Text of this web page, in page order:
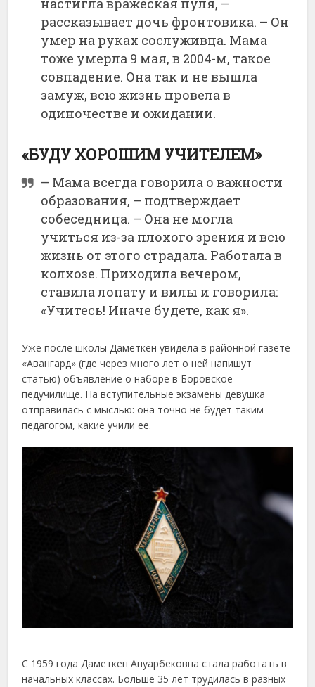
настигла вражеская пуля, –
рассказывает дочь фронтовика. – Он
умер на руках сослуживца. Мама
тоже умерла 9 мая, в 2004-м, такое
совпадение. Она так и не вышла
замуж, всю жизнь провела в
одиночестве и ожидании.
«БУДУ ХОРОШИМ УЧИТЕЛЕМ»
– Мама всегда говорила о важности
образования, – подтверждает
собеседница. – Она не могла
учиться из-за плохого зрения и всю
жизнь от этого страдала. Работала в
колхозе. Приходила вечером,
ставила лопату и вилы и говорила:
«Учитесь! Иначе будете, как я».
Уже после школы Даметкен увидела в районной газете
«Авангард» (где через много лет о ней напишут
статью) объявление о наборе в Боровское
педучилище. На вступительные экзамены девушка
отправилась с мыслью: она точно не будет таким
педагогом, какие учили ее.
С 1959 года Даметкен Ануарбековна стала работать в
начальных классах. Больше 35 лет трудилась в разных